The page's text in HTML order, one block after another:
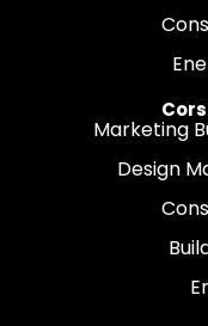
Marketing
Design